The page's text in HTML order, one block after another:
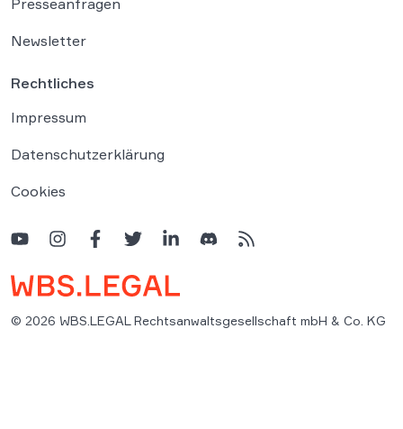
Presseanfragen
Newsletter
Rechtliches
Impressum
Datenschutzerklärung
Cookies
© 2026 WBS.LEGAL Rechtsanwaltsgesellschaft mbH & Co. KG